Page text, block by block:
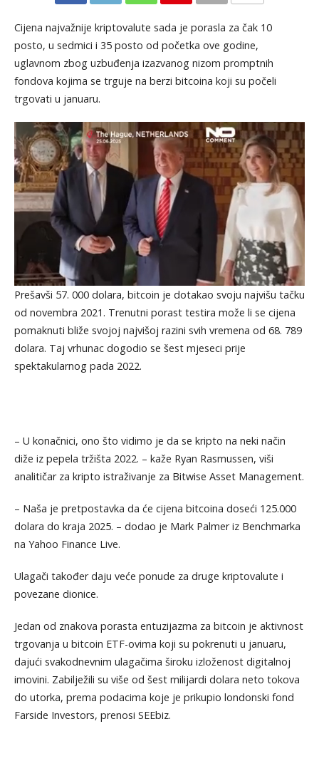
Cijena najvažnije kriptovalute sada je porasla za čak 10
posto, u sedmici i 35 posto od početka ove godine,
uglavnom zbog uzbuđenja izazvanog nizom promptnih
fondova kojima se trguje na berzi bitcoina koji su počeli
trgovati u januaru.
Prešavši 57. 000 dolara, bitcoin je dotakao svoju najvišu tačku
od novembra 2021. Trenutni porast testira može li se cijena
pomaknuti bliže svojoj najvišoj razini svih vremena od 68. 789
dolara. Taj vrhunac dogodio se šest mjeseci prije
spektakularnog pada 2022.
– U konačnici, ono što vidimo je da se kripto na neki način
diže iz pepela tržišta 2022. – kaže Ryan Rasmussen, viši
analitičar za kripto istraživanje za Bitwise Asset Management.
– Naša je pretpostavka da će cijena bitcoina doseći 125.000
dolara do kraja 2025. – dodao je Mark Palmer iz Benchmarka
na Yahoo Finance Live.
Ulagači također daju veće ponude za druge kriptovalute i
povezane dionice.
Jedan od znakova porasta entuzijazma za bitcoin je aktivnost
trgovanja u bitcoin ETF-ovima koji su pokrenuti u januaru,
dajući svakodnevnim ulagačima široku izloženost digitalnoj
imovini. Zabilježili su više od šest milijardi dolara neto tokova
do utorka, prema podacima koje je prikupio londonski fond
Farside Investors, prenosi SEEbiz.